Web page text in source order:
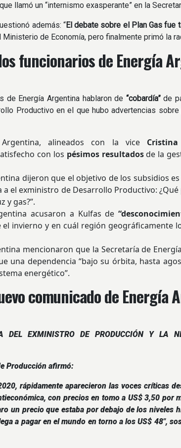
llamó un “internismo exasperante” en la
además: “El debate sobre el Plan Gas fue
de Economía, pero finalmente primó la
funcionarios de Energía
de Energía Argentina hablaron de “cobardía”de
Productivo en el que hubo advertencias
alineados con la vice
con los pésimos resultadosde la
dijeron que el objetivo de los subsidios
a el exministro de Desarrollo Productivo:
y gas?”.
acusaron a Kulfas de
invierno y en cuál región geográficamente
mencionaron que la Secretaría de
una dependencia “bajo su órbita, hasta
energético”.
comunicado de Energía
EXMINISTRO DE PRODUCCIÓN Y LA
Producción afirmó:
rápidamente aparecieron las voces críticas
con precios en tomo a US$ 3,50 por
un precio que estaba por debajo de los
a pagar en el mundo en torno a los US$ 48″,